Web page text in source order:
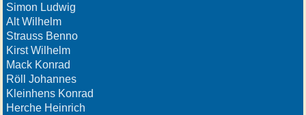
Simon Ludwig
Alt Wilhelm
Strauss Benno
Kirst Wilhelm
Mack Konrad
Röll Johannes
Kleinhens Konrad
Herche Heinrich